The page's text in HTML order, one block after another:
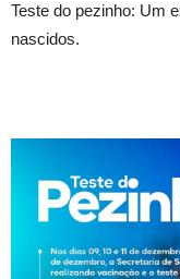
Teste do pezinho: Um
nascidos.